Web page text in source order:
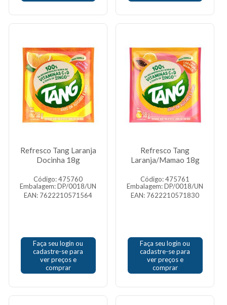
Refresco Tang Laranja
Docinha 18g
Código: 475760
Embalagem: DP/0018/UN
EAN: 7622210571564
Faça seu login ou
cadastre-se para
ver preços e
comprar
Refresco Tang
Laranja/Mamao 18g
Código: 475761
Embalagem: DP/0018/UN
EAN: 7622210571830
Faça seu login ou
cadastre-se para
ver preços e
comprar